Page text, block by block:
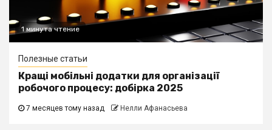
1 минута чтение
Полезные статьи
Кращі мобільні додатки для організації
робочого процесу: добірка 2025
7 месяцев тому назад Нелли Афанасьева